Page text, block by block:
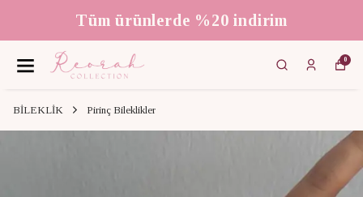
Tüm ürünlerde %20 indirim
0
BİLEKLİK Pirinç Bileklikler